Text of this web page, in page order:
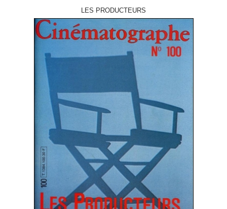
LES PRODUCTEURS